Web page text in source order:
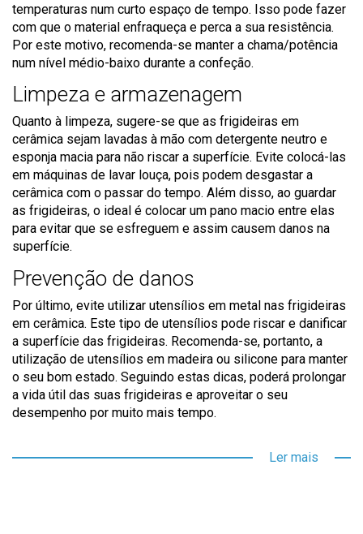
temperaturas num curto espaço de tempo. Isso pode fazer
com que o material enfraqueça e perca a sua resistência.
Por este motivo, recomenda-se manter a chama/potência
num nível médio-baixo durante a confeção.
Limpeza e armazenagem
Quanto à limpeza, sugere-se que as frigideiras em
cerâmica sejam lavadas à mão com detergente neutro e
esponja macia para não riscar a superfície. Evite colocá-las
em máquinas de lavar louça, pois podem desgastar a
cerâmica com o passar do tempo. Além disso, ao guardar
as frigideiras, o ideal é colocar um pano macio entre elas
para evitar que se esfreguem e assim causem danos na
superfície.
Prevenção de danos
Por último, evite utilizar utensílios em metal nas frigideiras
em cerâmica. Este tipo de utensílios pode riscar e danificar
a superfície das frigideiras. Recomenda-se, portanto, a
utilização de utensílios em madeira ou silicone para manter
o seu bom estado. Seguindo estas dicas, poderá prolongar
a vida útil das suas frigideiras e aproveitar o seu
desempenho por muito mais tempo.
Ler mais